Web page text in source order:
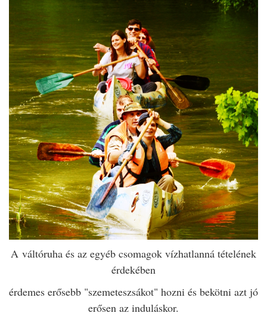
A váltóruha és az egyéb csomagok vízhatlanná tételének
érdekében
érdemes erősebb "szemeteszsákot" hozni és bekötni azt jó
erősen az induláskor.